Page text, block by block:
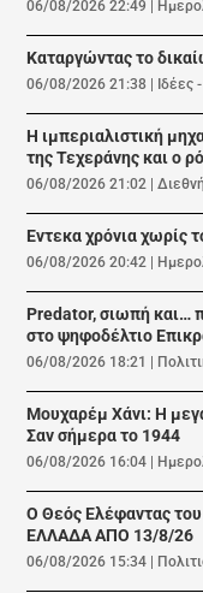
06/08/2026 22:49
Καταργώντας το
06/08/2026 21:38 Ιδέες
Η ιμπεριαλιστική
της Τεχεράνης και ο
06/08/2026 21:02 |
Εντεκα χρόνια χωρίς
06/08/2026 20:42
Predator, σιωπή και…
στο ψηφοδέλτιο
06/08/2026 18:21
Μουχαρέμ Χάνι: Η
Σαν σήμερα το 1944
06/08/2026 16:04
Ο Θεός Ελέφαντας
ΕΛΛΑΔΑ ΑΠΟ 13/8/26
06/08/2026 15:34